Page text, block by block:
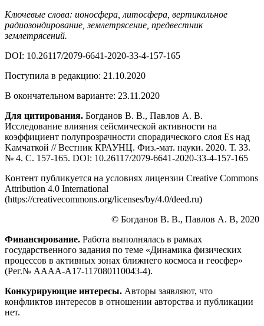
Ключевые слова: ионосфера, литосфера, вертикальное
радиозондирование, землетрясение, предвестник
землетрясений.
DOI: 10.26117/2079-6641-2020-33-4-157-165
Поступила в редакцию: 21.10.2020
В окончательном варианте: 23.11.2020
Для цитирования. Богданов В. В., Павлов А. В.
Исследование влияния сейсмической активности на
коэффициент полупрозрачности спорадического слоя Es над
Kамчаткой // Вестник КРАУНЦ. Физ.-мат. науки. 2020. Т. 33.
№ 4. C. 157-165. DOI: 10.26117/2079-6641-2020-33-4-157-165
Контент публикуется на условиях лицензии Creative Commons
Attribution 4.0 International
(https://creativecommons.org/licenses/by/4.0/deed.ru)
© Богданов В. В., Павлов А. В, 2020
Финансирование. Работа выполнялась в рамках
государственного задания по теме «Динамика физических
процессов в активных зонах ближнего космоса и геосфер»
(Рег.№ АААА-А17-117080110043-4).
Конкурирующие интересы. Авторы заявляют, что
конфликтов интересов в отношении авторства и публикации
нет.